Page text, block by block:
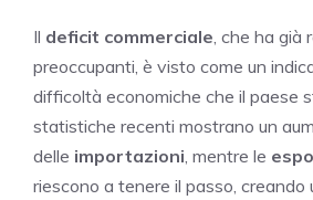
Il deficit commerciale , che ha già
preoccupanti, è visto come un
difficoltà economiche che il paese
statistiche recenti mostrano un
delle importazioni , mentre le
riescono a tenere il passo, creando